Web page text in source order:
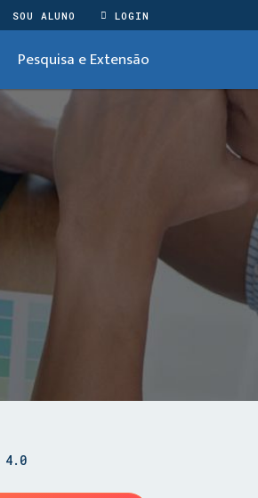
SOU ALUNO LOGIN
Pesquisa e Extensão
4.0